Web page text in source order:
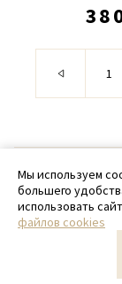
Мы используем
большего
использовать
файлов cookies